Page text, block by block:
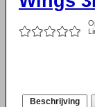
Beschrijving